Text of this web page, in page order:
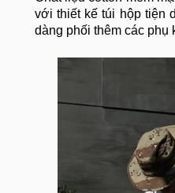
với thiết kế túi hộp tiện
dàng phối thêm các phụ